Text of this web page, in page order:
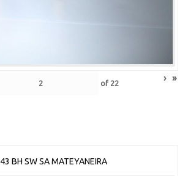
of 22 › »
43 BH SW SA MATEYANEIRA